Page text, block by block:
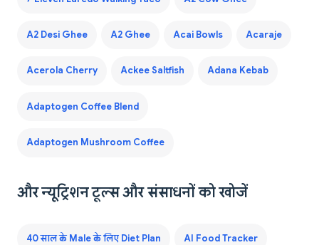
A2 Desi Ghee A2 Ghee Acai Bowls Acaraje
Acerola Cherry Ackee Saltfish Adana Kebab
Adaptogen Coffee Blend
Adaptogen Mushroom Coffee
और न्यूट्रिशन टूल्स और संसाधनों को खोजें
40 साल के Male के लिए Diet Plan AI Food Tracker